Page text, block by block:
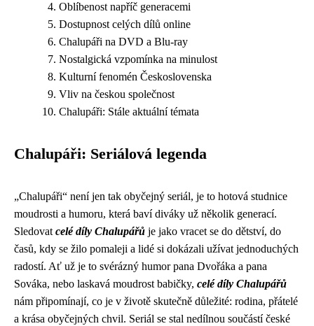
Oblíbenost napříč generacemi
Dostupnost celých dílů online
Chalupáři na DVD a Blu-ray
Nostalgická vzpomínka na minulost
Kulturní fenomén Československa
Vliv na českou společnost
Chalupáři: Stále aktuální témata
Chalupáři: Seriálová legenda
„Chalupáři“ není jen tak obyčejný seriál, je to hotová studnice
moudrosti a humoru, která baví diváky už několik generací.
Sledovat celé díly Chalupářů je jako vracet se do dětství, do
časů, kdy se žilo pomaleji a lidé si dokázali užívat jednoduchých
radostí. Ať už je to svérázný humor pana Dvořáka a pana
Sováka, nebo laskavá moudrost babičky, celé díly Chalupářů
nám připomínají, co je v životě skutečně důležité: rodina, přátelé
a krása obyčejných chvil. Seriál se stal nedílnou součástí české